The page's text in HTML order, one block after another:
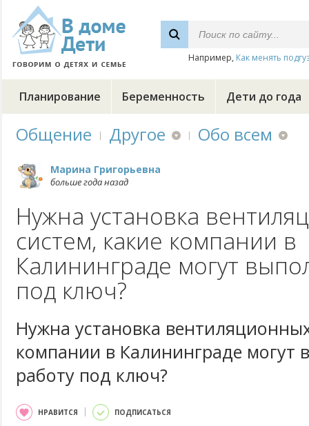
Например, Как менять
Планирование Беременность Дети до года
Общение Другое Обо всем
Марина Григорьевна
больше года назад
Нужна установка
систем, какие компании в
Калининграде могут
под ключ?
Нужна установка
компании в Калининграде могут
работу под ключ?
НРАВИТСЯ ПОДПИСАТЬСЯ